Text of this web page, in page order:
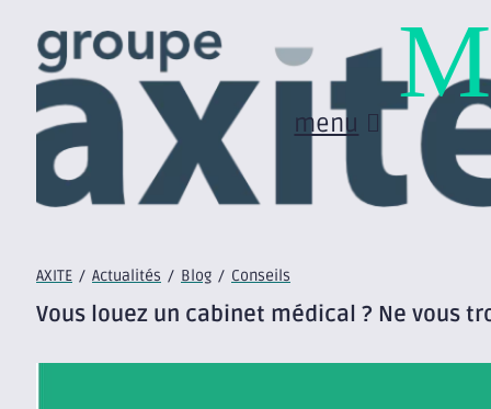
menu
AXITE / Actualités / Blog / Conseils
Vous louez un cabinet médical ? Ne vous
M